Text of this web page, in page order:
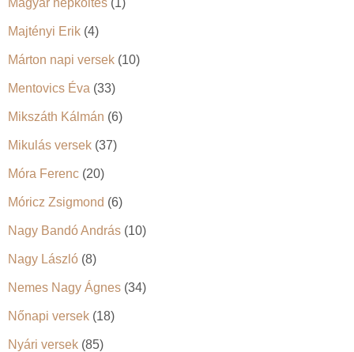
Majtényi Erik (4)
Márton napi versek (10)
Mentovics Éva (33)
Mikszáth Kálmán (6)
Mikulás versek (37)
Móra Ferenc (20)
Móricz Zsigmond (6)
Nagy Bandó András (10)
Nagy László (8)
Nemes Nagy Ágnes (34)
Nőnapi versek (18)
Nyári versek (85)